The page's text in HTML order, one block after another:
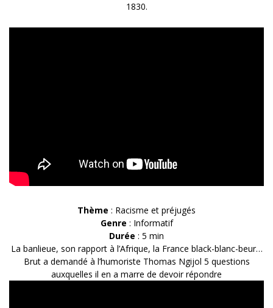
1830.
Thème : Racisme et préjugés
Genre : Informatif
Durée : 5 min
La banlieue, son rapport à l’Afrique, la France black-blanc-beur…
Brut a demandé à l’humoriste Thomas Ngijol 5 questions
auxquelles il en a marre de devoir répondre